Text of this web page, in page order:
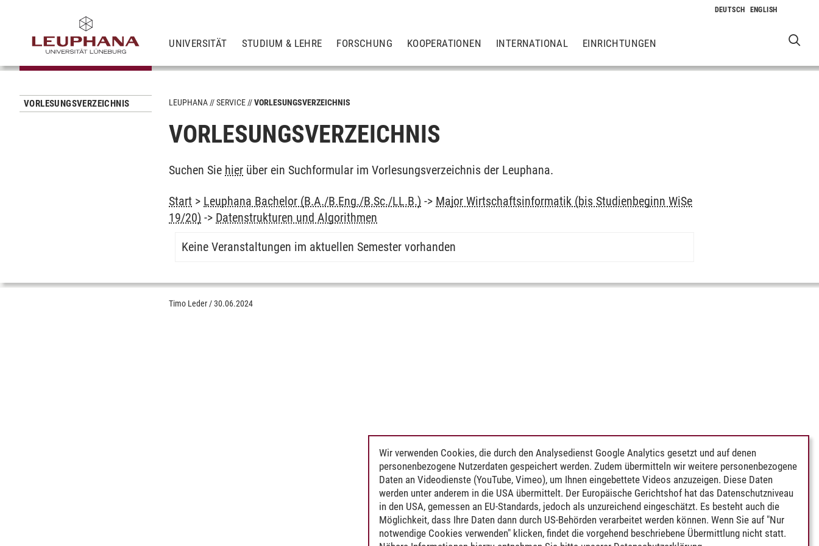
UNIVERSITÄT STUDIUM & LEHRE FORSCHUNG KOOPERATIONEN INTERNATIONAL EINRICHTUNGEN
VORLESUNGSVERZEICHNIS LEUPHANA SERVICE VORLESUNGSVERZEICHNIS
VORLESUNGSVERZEICHNIS
Suchen Sie hier über ein Suchformular im Vorlesungsverzeichnis der Leuphana.
Start > Leuphana Bachelor (B.A./B.Eng./B.Sc./LL.B.) -> Major Wirtschaftsinformatik (bis Studienbeginn WiSe
19/20) -> Datenstrukturen und Algorithmen
Keine Veranstaltungen im aktuellen Semester vorhanden
Timo Leder /30.06.2024
Wir verwenden Cookies, die durch den Analysedienst Google Analytics gesetzt und auf denen
personenbezogene Nutzerdaten gespeichert werden. Zudem übermitteln wir weitere personenbezogene
Daten an Videodienste (YouTube, Vimeo), um Ihnen eingebettete Videos anzuzeigen. Diese Daten
werden unter anderem in die USA übermittelt. Der Europäische Gerichtshof hat das Datenschutzniveau
in den USA, gemessen an EU-Standards, jedoch als unzureichend eingeschätzt. Es besteht auch die
Möglichkeit, dass Ihre Daten dann durch US-Behörden verarbeitet werden können. Wenn Sie auf "Nur
notwendige Cookies verwenden" klicken, findet die vorgehend beschriebene Übermittlung nicht statt.